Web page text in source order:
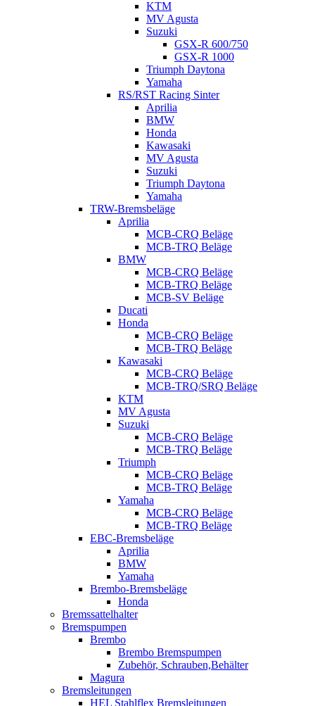
KTM
MV Agusta
Suzuki
GSX-R 600/750
GSX-R 1000
Triumph Daytona
Yamaha
RS/RST Racing Sinter
Aprilia
BMW
Honda
Kawasaki
MV Agusta
Suzuki
Triumph Daytona
Yamaha
TRW-Bremsbeläge
Aprilia
MCB-CRQ Beläge
MCB-TRQ Beläge
BMW
MCB-CRQ Beläge
MCB-TRQ Beläge
MCB-SV Beläge
Ducati
Honda
MCB-CRQ Beläge
MCB-TRQ Beläge
Kawasaki
MCB-CRQ Beläge
MCB-TRQ/SRQ Beläge
KTM
MV Agusta
Suzuki
MCB-CRQ Beläge
MCB-TRQ Beläge
Triumph
MCB-CRQ Beläge
MCB-TRQ Beläge
Yamaha
MCB-CRQ Beläge
MCB-TRQ Beläge
EBC-Bremsbeläge
Aprilia
BMW
Yamaha
Brembo-Bremsbeläge
Honda
Bremssattelhalter
Bremspumpen
Brembo
Brembo Bremspumpen
Zubehör, Schrauben,Behälter
Magura
Bremsleitungen
HEL Stahlflex Bremsleitungen